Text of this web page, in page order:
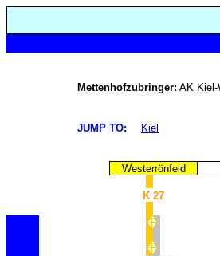
Mettenhofzubringer: AK Kiel-
JUMP TO: Kiel
Westerrönfeld
K 27